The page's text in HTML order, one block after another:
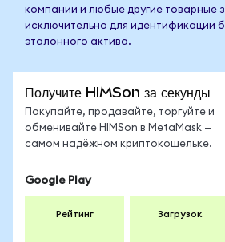
компании и любые другие товарные
исключительно для идентификации
эталонного актива.
Получите HIMSon за секунды
Покупайте, продавайте, торгуйте и
обменивайте HIMSon в MetaMask —
самом надёжном криптокошельке.
Google Play
Рейтинг Загрузок